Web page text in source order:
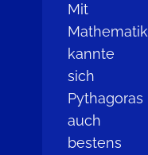
Mit
Mathematik
kannte
sich
Pythagoras
auch
bestens